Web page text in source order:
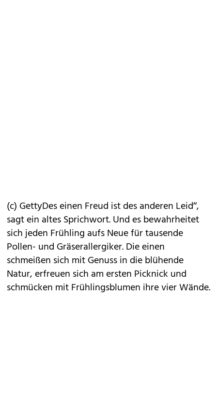
(c) GettyDes einen Freud ist des anderen Leid“,
sagt ein altes Sprichwort. Und es bewahrheitet
sich jeden Frühling aufs Neue für tausende
Pollen- und Gräserallergiker. Die einen
schmeißen sich mit Genuss in die blühende
Natur, erfreuen sich am ersten Picknick und
schmücken mit Frühlingsblumen ihre vier Wände.